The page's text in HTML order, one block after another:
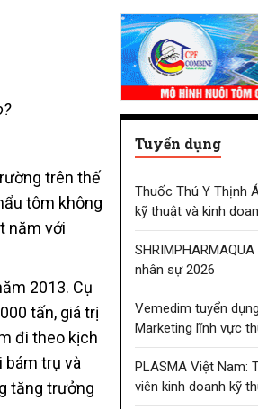
trên thế
tôm không
năm với
2013. Cụ
tấn, giá trị
đi theo kịch
bám trụ và
tăng trưởng
Tuyển dụng
Thuốc Thú Y Thịnh
kỹ thuật và kinh
nhân sự 2026
Vemedim tuyển
Marketing lĩnh vực
PLASMA Việt Nam:
viên kinh doanh kỹ